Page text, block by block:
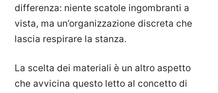
differenza: niente scatole ingombranti a
vista, ma un’organizzazione discreta che
lascia respirare la stanza.
La scelta dei materiali è un altro aspetto
che avvicina questo letto al concetto di